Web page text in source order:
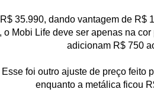
35.990, dando vantagem de
Mobi Life deve ser apenas na
adicionam R$ 750
foi outro ajuste de preço
enquanto a metálica ficou